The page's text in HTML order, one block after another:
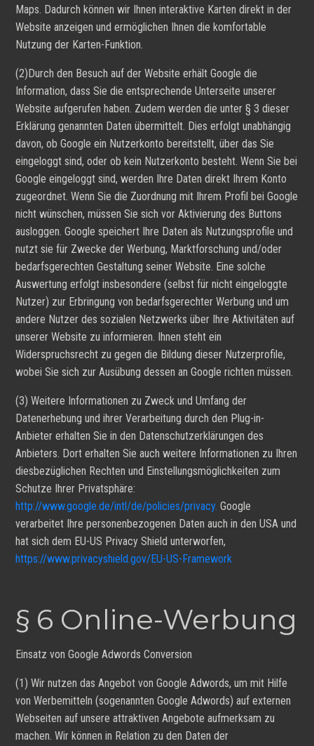
Maps. Dadurch können wir Ihnen interaktive Karten direkt in der
Website anzeigen und ermöglichen Ihnen die komfortable
Nutzung der Karten-Funktion.
(2)Durch den Besuch auf der Website erhält Google die
Information, dass Sie die entsprechende Unterseite unserer
Website aufgerufen haben. Zudem werden die unter § 3 dieser
Erklärung genannten Daten übermittelt. Dies erfolgt unabhängig
davon, ob Google ein Nutzerkonto bereitstellt, über das Sie
eingeloggt sind, oder ob kein Nutzerkonto besteht. Wenn Sie bei
Google eingeloggt sind, werden Ihre Daten direkt Ihrem Konto
zugeordnet. Wenn Sie die Zuordnung mit Ihrem Profil bei Google
nicht wünschen, müssen Sie sich vor Aktivierung des Buttons
ausloggen. Google speichert Ihre Daten als Nutzungsprofile und
nutzt sie für Zwecke der Werbung, Marktforschung und/oder
bedarfsgerechten Gestaltung seiner Website. Eine solche
Auswertung erfolgt insbesondere (selbst für nicht eingeloggte
Nutzer) zur Erbringung von bedarfsgerechter Werbung und um
andere Nutzer des sozialen Netzwerks über Ihre Aktivitäten auf
unserer Website zu informieren. Ihnen steht ein
Widerspruchsrecht zu gegen die Bildung dieser Nutzerprofile,
wobei Sie sich zur Ausübung dessen an Google richten müssen.
(3) Weitere Informationen zu Zweck und Umfang der
Datenerhebung und ihrer Verarbeitung durch den Plug-in-
Anbieter erhalten Sie in den Datenschutzerklärungen des
Anbieters. Dort erhalten Sie auch weitere Informationen zu Ihren
diesbezüglichen Rechten und Einstellungsmöglichkeiten zum
Schutze Ihrer Privatsphäre:
http://www.google.de/intl/de/policies/privacy. Google
verarbeitet Ihre personenbezogenen Daten auch in den USA und
hat sich dem EU-US Privacy Shield unterworfen,
https://www.privacyshield.gov/EU-US-Framework
§ 6 Online-Werbung
Einsatz von Google Adwords Conversion
(1) Wir nutzen das Angebot von Google Adwords, um mit Hilfe
von Werbemitteln (sogenannten Google Adwords) auf externen
Webseiten auf unsere attraktiven Angebote aufmerksam zu
machen. Wir können in Relation zu den Daten der